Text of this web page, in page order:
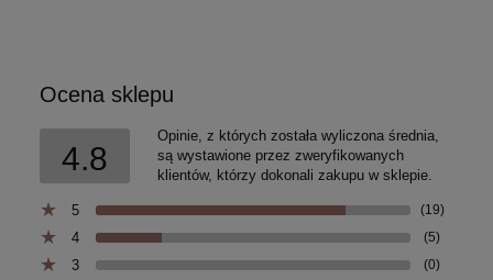
Ocena sklepu
4.8
Opinie, z których została wyliczona średnia,
są wystawione przez zweryfikowanych
klientów, którzy dokonali zakupu w sklepie.
5 (19)
4 (5)
3 (0)